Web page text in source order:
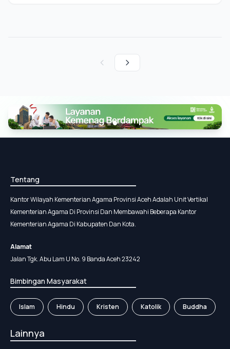
Tentang
Kantor Wilayah Kementerian Agama Provinsi Aceh Adalah Unit Vertikal
Kementerian Agama Di Provinsi Dan Membawahi Beberapa Kantor
Kementerian Agama Di Kabupaten Dan Kota.
Alamat
Jalan Tgk. Abu Lam U No. 9 Banda Aceh 23242
Bimbingan Masyarakat
Islam Hindu Kristen Katolik Buddha
Lainnya